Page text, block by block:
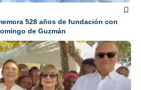
528 años de fundación con
de Guzmán